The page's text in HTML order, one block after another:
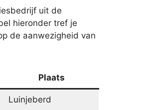
uit de
hieronder tref je
de aanwezigheid van
Plaats
Luinjeberd